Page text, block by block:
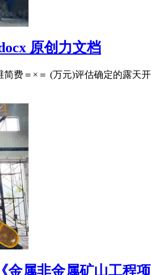
原创力文档
费＝×＝ (万元)评估确定的露天
金属非金属矿山工程